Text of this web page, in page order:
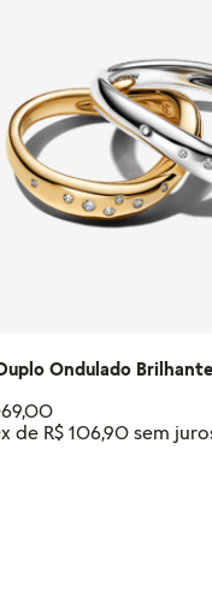
Ondulado
,00
x de R$ 106,90